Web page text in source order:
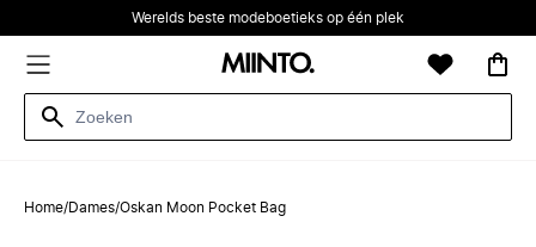
Werelds beste modeboetieks op één plek
Home/Dames/Oskan Moon Pocket Bag